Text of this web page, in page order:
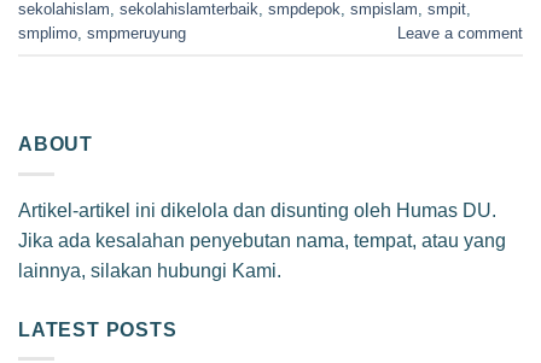
sekolahislam sekolahislamterbaik smpdepok smpislam smpit
smplimo smpmeruyung Leave a comment
ABOUT
Artikel-artikel ini dikelola dan disunting oleh Humas DU.
Jika ada kesalahan penyebutan nama, tempat, atau yang
lainnya, silakan hubungi Kami.
LATEST POSTS